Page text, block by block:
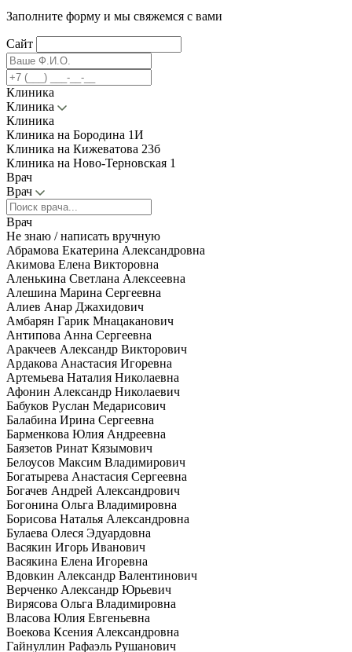
Заполните форму и мы свяжемся с вами
Сайт
Клиника
Клиника
Клиника
Клиника на Бородина 1И
Клиника на Кижеватова 23б
Клиника на Ново-Терновская 1
Врач
Врач
Врач
Не знаю / написать вручную
Абрамова Екатерина Александровна
Акимова Елена Викторовна
Аленькина Светлана Алексеевна
Алешина Марина Сергеевна
Алиев Анар Джахидович
Амбарян Гарик Мнацаканович
Антипова Анна Сергеевна
Аракчеев Александр Викторович
Ардакова Анастасия Игоревна
Артемьева Наталия Николаевна
Афонин Александр Николаевич
Бабуков Руслан Медарисович
Балабина Ирина Сергеевна
Барменкова Юлия Андреевна
Баязетов Ринат Кязымович
Белоусов Максим Владимирович
Богатырева Анастасия Сергеевна
Богачев Андрей Александрович
Богонина Ольга Владимировна
Борисова Наталья Александровна
Булаева Олеся Эдуардовна
Васякин Игорь Иванович
Васякина Елена Игоревна
Вдовкин Александр Валентинович
Верченко Александр Юрьевич
Вирясова Ольга Владимировна
Власова Юлия Евгеньевна
Воекова Ксения Александровна
Гайнуллин Рафаэль Рушанович